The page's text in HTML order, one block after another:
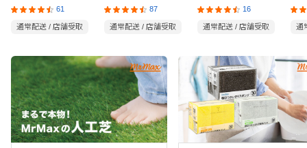
61
通常配送 / 店舗受取
ダブル
87
通常配送 / 店舗受取
入
16
通常配送 / 店舗受取
の
通